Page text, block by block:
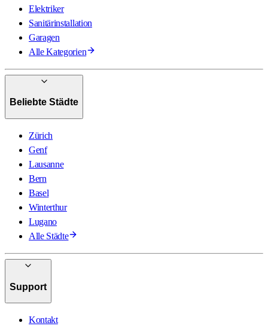
Elektriker
Sanitärinstallation
Garagen
Alle Kategorien
Beliebte Städte
Zürich
Genf
Lausanne
Bern
Basel
Winterthur
Lugano
Alle Städte
Support
Kontakt